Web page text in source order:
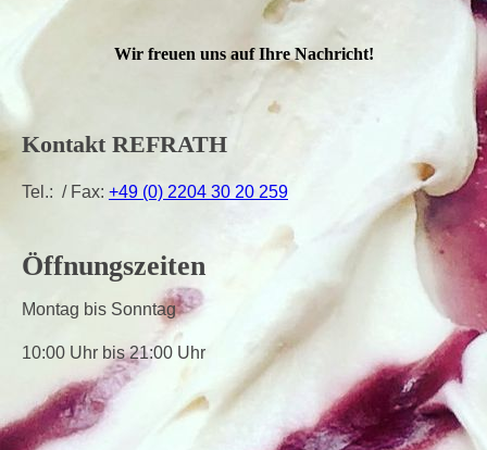
Wir freuen uns auf Ihre Nachricht!
Kontakt REFRATH
Tel.: / Fax: +49 (0) 2204 30 20 259
Öffnungszeiten
Montag bis Sonntag
10:00 Uhr bis 21:00 Uhr